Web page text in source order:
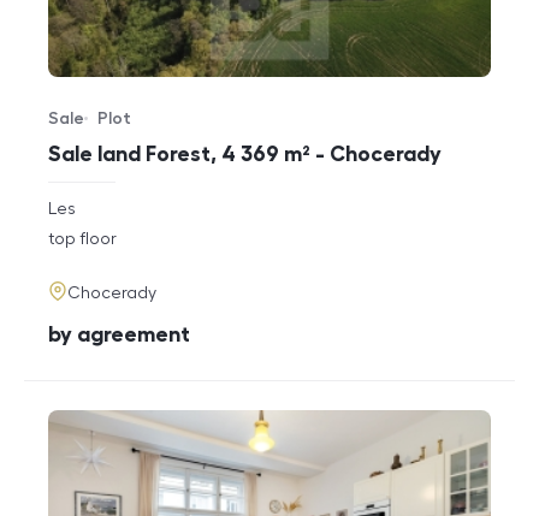
Sale land Forest, 4 369 m² - Chocerady
Offer type
Sale
Property type
Plot
rozměry
disposition
Les
funkce
top floor
adresa
Chocerady
cena
by agreement